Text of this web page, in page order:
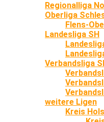
Regionalliga
Oberliga
Flens-
Landesliga SH
Verbandsliga
weitere Ligen
Kreis